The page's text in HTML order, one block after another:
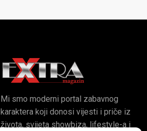
Mi smo moderni portal zabavnog
karaktera koji donosi vijesti i priče iz
života, svijeta showbiza, lifestyle-a i